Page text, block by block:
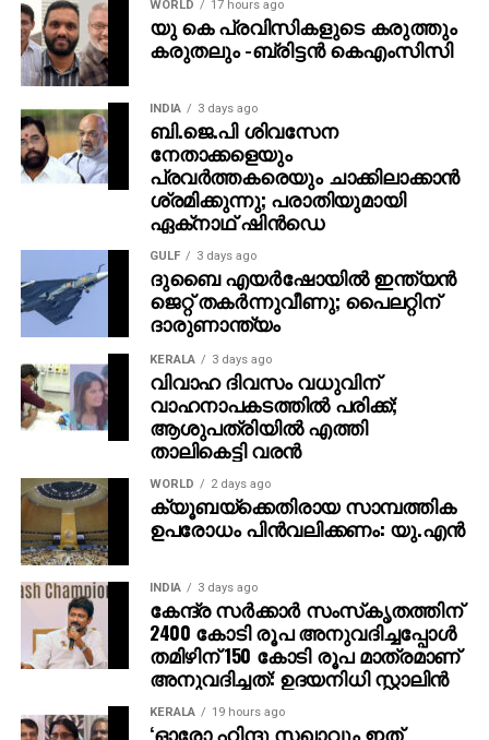
കാലത്തേ ആ മഹാപ്രതിഭയുടെ എഴുത്തിന്റെ
ലോകത്തിലൂടെ സഞ്ചരിക്കാന്‍ വലിയ
താല്‍പര്യമായിരുന്നു. ഒമ്പതാം ക്ലാിസില്‍ സ്‌കൂളില്‍
പഠിക്കുമ്പോള്‍ എം.ടി പങ്കെടുക്കുന്ന കാണാനായി മാത്രം
തലശ്ശേരി വരെ പോയ ഓര്‍മ്മകള്‍ ഇന്നും മനസ്സിലുണ്ട്.
അക്കാലത്ത് അങ്ങനെയൊക്കെ സാഹസിക യാത്രകള്‍
പോകാന്‍ പ്രേരിപ്പിച്ചത് എം.ടിയെന്ന
മഹാപ്രതിഭയോടുള്ള വലിയ ആകര്‍ഷണം ഒന്നു
മാത്രമായിരുന്നു. മണിക്കൂറുകളോളം അദ്ദേഹത്തെ
കേട്ടിരിക്കാനും ആര്‍ക്കും മടുപ്പുണ്ടായിരുന്നില്ല.
അദ്ദേഹം ഗള്‍ഫില്‍ വരുന്ന സമയങ്ങളിലും കാണാനും
അദ്ദേഹത്തെ കേള്‍ക്കാനും ഏത് തിരക്കിനിടയിലും
സമയം കണ്ടത്തിയിരുന്നു
പത്മഭൂഷണ്‍, ജ്ഞാനപീഠം, എഴുത്തച്ഛന്‍ പുരസ്‌കാരം,
ജെ സി ഡാനിയേല്‍ പുരസ്‌കാരം, പ്രഥമ കേരള
ജ്യോതി പുരസ്‌കാരം, കേരള നിയമസഭ പുരസ്‌കാരം
തുടങ്ങി പുരസ്‌കാരങ്ങളുടെ നിറവ്’എം ടി’ എന്ന
രണ്ടക്ഷരത്തെ മലയാള സാഹിത്യ നഭസ്സില്‍
അനശ്വരനാക്കി നിര്‍ത്തി. സാധാരണക്കാരുടെ
ജീവിതയാത്രകളെയും വേദനകളെയും തന്‍മയത്വം
ചോരാതെ മലയാളി ആസ്വദിച്ചു വായിച്ചു. പ്രവാസ
ലോകത്തെ ജീവിതത്തിരക്കുകളിലേക്ക് പോവേണ്ടി
വന്നപ്പോഴും മനസ്സിന്റെ ഒരു കോണില്‍ എം.ടിയുടെ
ലോകങ്ങള്‍ എന്നും നിറഞ്ഞു നിന്നു.
പ്രവാസികളുമായി അദ്ദേഹം വലിയ ബന്ധം
പുലര്‍ത്തിയിരുന്നു. വിവിധ കാലങ്ങളില്‍ അദ്ദേഹവും
WORLD 17 hours ago
യു കെ പ്രവിസികളുടെ കരുത്തും
കരുതലും -ബ്രിട്ടൻ കെഎംസിസി
INDIA 3 days ago
ബി.ജെ.പി ശിവസേന
നേതാക്കളെയും
പ്രവര്‍ത്തകരെയും ചാക്കിലാക്കാന്‍
ശ്രമിക്കുന്നു; പരാതിയുമായി
ഏക്‌നാഥ് ഷിന്‍ഡെ
GULF 3 days ago
ദുബൈ എയര്‍ഷോയില്‍ ഇന്ത്യന്‍
ജെറ്റ് തകര്‍ന്നുവീണു; പൈലറ്റിന്
ദാരുണാന്ത്യം
KERALA 3 days ago
വിവാഹ ദിവസം വധുവിന്
വാഹനാപകടത്തില്‍ പരിക്ക്;
ആശുപത്രിയില്‍ എത്തി
താലികെട്ടി വരന്‍
WORLD 2 days ago
ക്യൂബയ്ക്കെതിരായ സാമ്പത്തിക
ഉപരോധം പിന്‍വലിക്കണം: യു.എന്‍
INDIA 3 days ago
കേന്ദ്ര സര്‍ക്കാര്‍ സംസ്‌കൃതത്തിന്
2400 കോടി രൂപ അനുവദിച്ചപ്പോള്‍
തമിഴിന് 150 കോടി രൂപ മാത്രമാണ്
അനുവദിച്ചത്: ഉദയനിധി സ്റ്റാലിന്‍
KERALA 19 hours ago
‘ഓരോ ഹിന്ദു സഖാവും ഇത്